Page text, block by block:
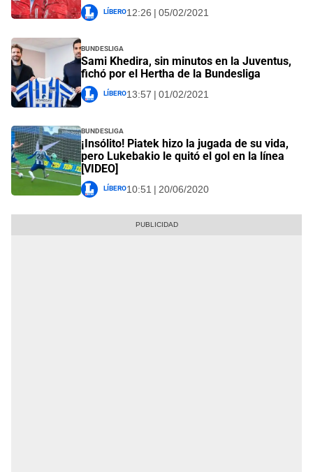
Líbero12:26 | 05/02/2021
Bundesliga
Sami Khedira, sin minutos en la Juventus,
fichó por el Hertha de la Bundesliga
Líbero13:57 | 01/02/2021
Bundesliga
¡Insólito! Piatek hizo la jugada de su vida,
pero Lukebakio le quitó el gol en la línea
[VIDEO]
Líbero10:51 | 20/06/2020